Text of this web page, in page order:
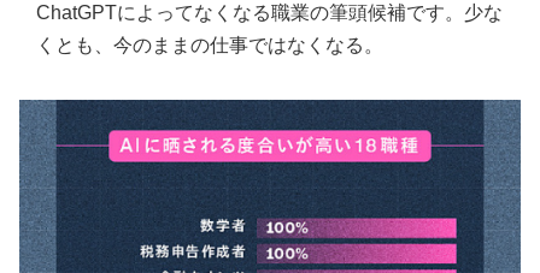
ChatGPTによってなくなる職業の筆頭候補です。少な
くとも、今のままの仕事ではなくなる。